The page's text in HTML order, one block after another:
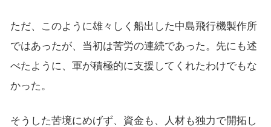
ただ、このように雄々しく船出した中島飛行機製作所
ではあったが、当初は苦労の連続であった。先にも述
べたように、軍が積極的に支援してくれたわけでもな
かった。
そうした苦境にめげず、資金も、人材も独力で開拓し